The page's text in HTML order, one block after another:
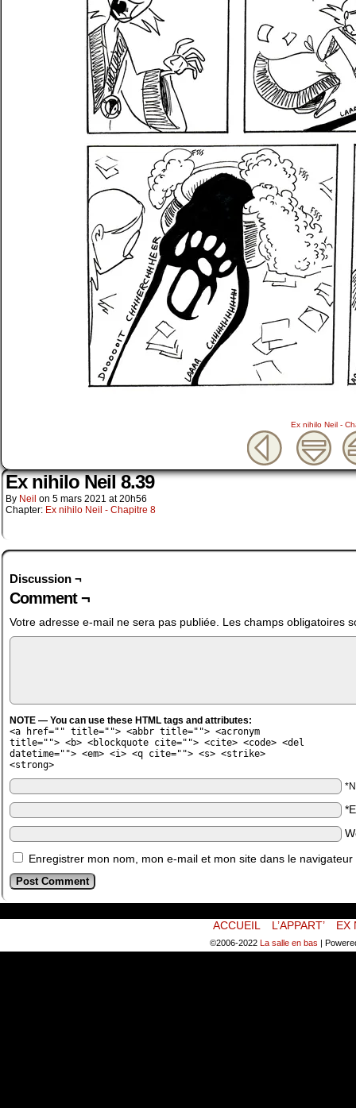
Ex nihilo Neil -
Ex nihilo Neil 8.39
By Neil on 5 mars 2021 at20h56
Chapter: Ex nihilo Neil - Chapitre 8
Discussion ¬
Comment ¬
Votre adresse e-mail ne sera pas publiée. Les champs obligatoires
NOTE — You can use these HTML tags and attributes:
<a href="" title=""> <abbr title=""> <acronym
title=""> <b> <blockquote cite=""> <cite> <code> <del
datetime=""> <em> <i> <q cite=""> <s> <strike>
<strong>
Enregistrer mon nom, mon e-mail et mon site dans le
ACCUEIL L’APPART’ EX
©2006-2022 La salle en bas |